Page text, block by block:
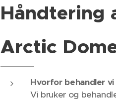
Håndtering
Arctic
Hvorfor behandler
Vi bruker og